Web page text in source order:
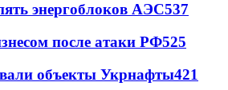
энергоблоков АЭС537
после атаки РФ525
объекты Укрнафты421